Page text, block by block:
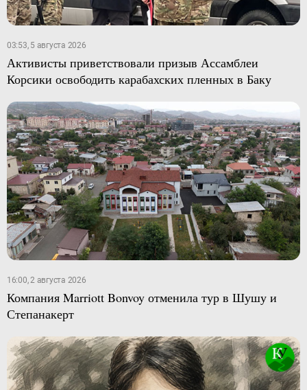
03:53, 5 августа 2026
Активисты приветствовали призыв Ассамблеи
Корсики освободить карабахских пленных в Баку
16:00, 2 августа 2026
Компания Marriott Bonvoy отменила тур в Шушу и
Степанакерт